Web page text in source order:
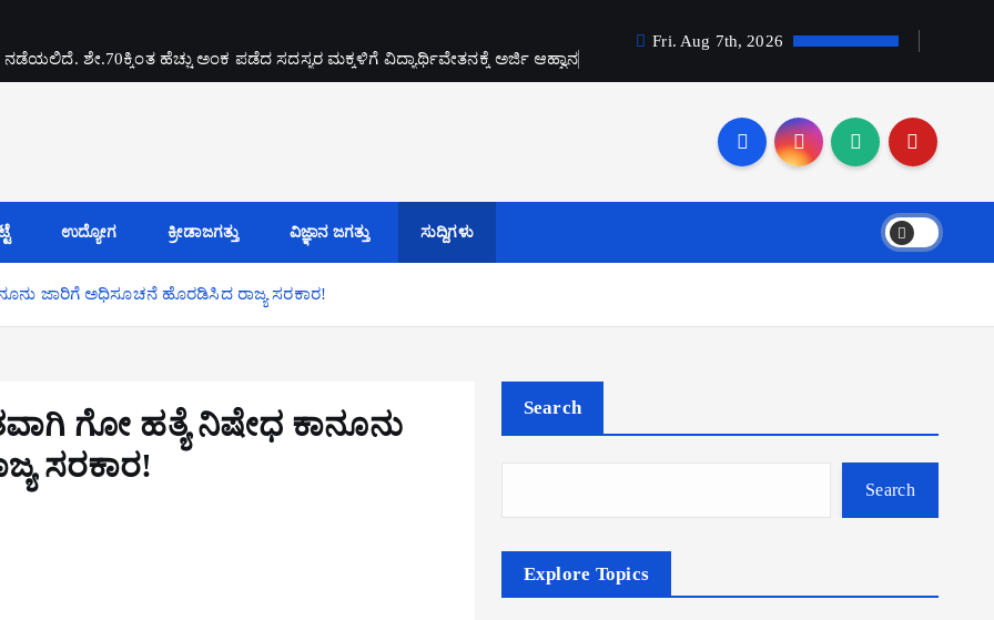
ಶೇ.70ಕ್ಕಿಂತ ಹೆಚ್ಚು ಅಂಕ ಪಡೆದ ಸದಸ್ಯರ ಮಕ್ಕಳಿಗೆ ವಿದ್ಯಾರ್ಥಿವೇತನಕ್ಕೆ ಅರ್ಜಿ ಆಹ್ವಾನ
Fri. Aug 7th, 2026
ಉದ್ಯೋಗ ಕ್ರೀಡಾಜಗತ್ತು ವಿಜ್ಞಾನ ಜಗತ್ತು ಸುದ್ದಿಗಳು
ಜಾರಿಗೆ ಅಧಿಸೂಚನೆ ಹೊರಡಿಸಿದ ರಾಜ್ಯ ಸರಕಾರ!
ಗೋ ಹತ್ಯೆ ನಿಷೇಧ ಕಾನೂನು
ಸರಕಾರ!
Search
Search
Explore Topics